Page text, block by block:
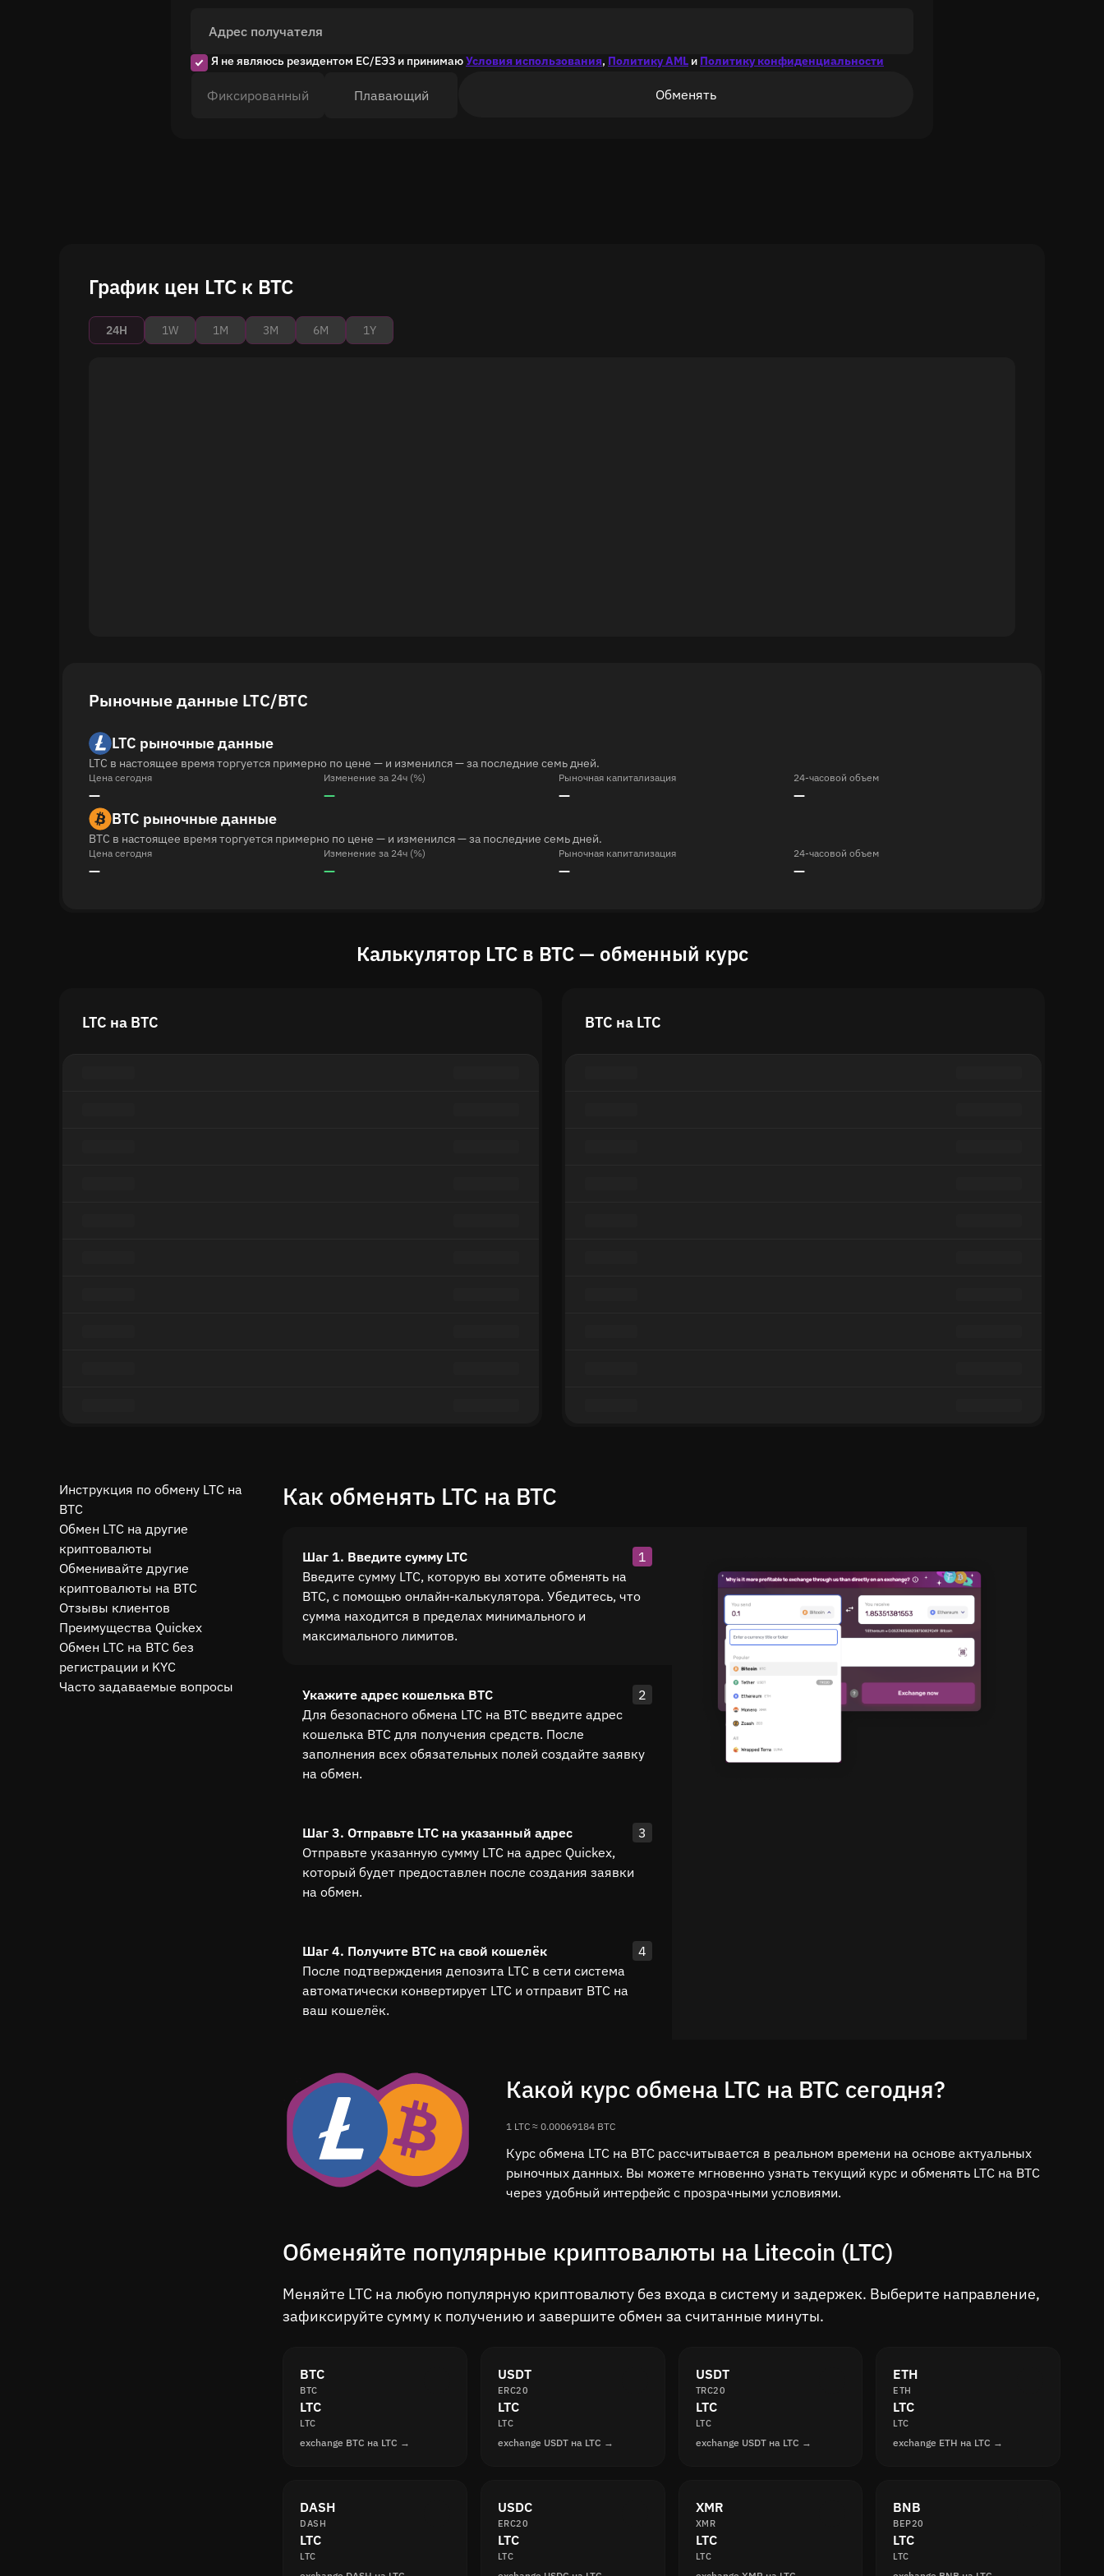
Адрес получателя
Я не являюсь резидентом ЕС/ЕЭЗ и принимаюУсловия использования, Политику AML и Политику конфиденциальности
Фиксированный Плавающий Обменять
График цен LTC к BTC
24H 1W 1M 3M 6M 1Y
Рыночные данные LTC/BTC
LTC рыночные данные
LTC в настоящее время торгуется примерно по цене — и изменился — за последние семь дней.
Цена сегодня
—
Изменение за 24ч (%)
—
Рыночная капитализация
—
24-часовой объем
—
BTC рыночные данные
BTC в настоящее время торгуется примерно по цене — и изменился — за последние семь дней.
Цена сегодня
—
Изменение за 24ч (%)
—
Рыночная капитализация
—
24-часовой объем
—
Калькулятор LTC в BTC — обменный курс
LTC на BTC BTC на LTC
Инструкция по обмену LTC на
BTC
Обмен LTC на другие
криптовалюты
Обменивайте другие
криптовалюты на BTC
Отзывы клиентов
Преимущества Quickex
Обмен LTC на BTC без
регистрации и KYC
Часто задаваемые вопросы
Как обменять LTC на BTC
Шаг 1. Введите сумму LTC
1
Введите сумму LTC, которую вы хотите обменять на
BTC, с помощью онлайн-калькулятора. Убедитесь, что
сумма находится в пределах минимального и
максимального лимитов.
Укажите адрес кошелька BTC
2
Для безопасного обмена LTC на BTC введите адрес
кошелька BTC для получения средств. После
заполнения всех обязательных полей создайте заявку
на обмен.
Шаг 3. Отправьте LTC на указанный адрес
3
Отправьте указанную сумму LTC на адрес Quickex,
который будет предоставлен после создания заявки
на обмен.
Шаг 4. Получите BTC на свой кошелёк
4
После подтверждения депозита LTC в сети система
автоматически конвертирует LTC и отправит BTC на
ваш кошелёк.
Какой курс обмена LTC на BTC сегодня?
1 LTC ≈ 0.00069184 BTC
Курс обмена LTC на BTC рассчитывается в реальном времени на основе актуальных
рыночных данных. Вы можете мгновенно узнать текущий курс и обменять LTC на BTC
через удобный интерфейс с прозрачными условиями.
Обменяйте популярные криптовалюты на Litecoin (LTC)
Меняйте LTC на любую популярную криптовалюту без входа в систему и задержек. Выберите направление,
зафиксируйте сумму к получению и завершите обмен за считанные минуты.
BTC
BTC
LTC
LTC
exchange BTC на LTC →
USDT
ERC20
LTC
LTC
exchange USDT на LTC →
USDT
TRC20
LTC
LTC
exchange USDT на LTC →
ETH
ETH
LTC
LTC
exchange ETH на LTC →
DASH
DASH
LTC
LTC
USDC
ERC20
LTC
LTC
XMR
XMR
LTC
LTC
BNB
BEP20
LTC
LTC